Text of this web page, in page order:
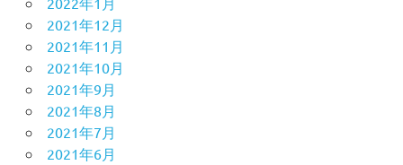
2021年12月
2021年11月
2021年10月
2021年9月
2021年8月
2021年7月
2021年6月